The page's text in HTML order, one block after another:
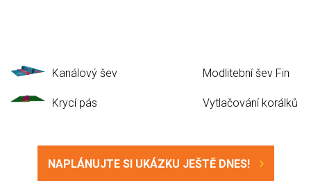
NAPLÁNUJTE SI UKÁZKU JEŠTĚ DNES!
Kanálový šev
Krycí pás
Modlitební šev Fin
Vytlačování korálků